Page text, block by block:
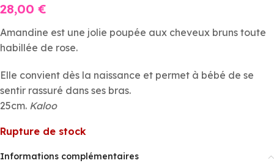
28,00 €
Amandine est une jolie poupée aux cheveux bruns toute
habillée de rose.
Elle convient dès la naissance et permet à bébé de se
sentir rassuré dans ses bras.
25cm. Kaloo
Rupture de stock
Informations complémentaires